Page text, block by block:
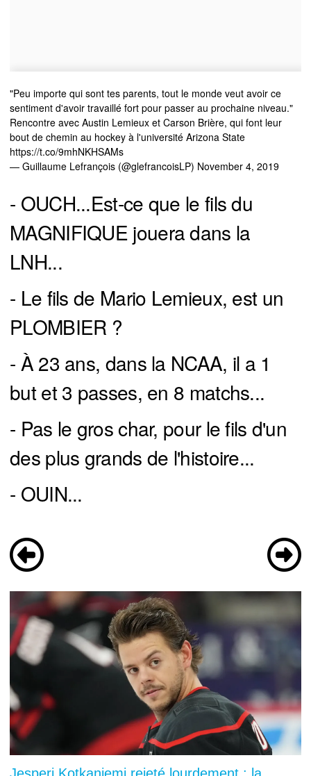
"Peu importe qui sont tes parents, tout le monde veut avoir ce
sentiment d'avoir travaillé fort pour passer au prochaine niveau."
Rencontre avec Austin Lemieux et Carson Brière, qui font leur
bout de chemin au hockey à l'université Arizona State
https://t.co/9mhNKHSAMs
— Guillaume Lefrançois (@glefrancoisLP) November 4, 2019
- OUCH...Est-ce que le fils du
MAGNIFIQUE jouera dans la
LNH...
- Le fils de Mario Lemieux, est un
PLOMBIER ?
- À 23 ans, dans la NCAA, il a 1
but et 3 passes, en 8 matchs...
- Pas le gros char, pour le fils d'un
des plus grands de l'histoire...
- OUIN...